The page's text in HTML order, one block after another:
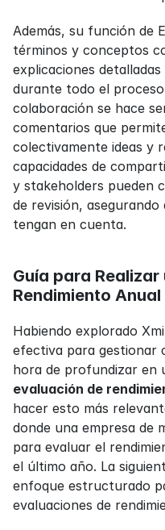
Además, su función de
términos y conceptos
explicaciones
durante todo el
colaboración se hace
comentarios que
colectivamente ideas y
capacidades de
y stakeholders pueden
de revisión,
tengan en cuenta.
Guía para
Rendimiento
Habiendo explorado
efectiva para gestionar
evaluación de
hacer esto más
donde una empresa de
para evaluar el
el último año. La
enfoque estructurado
evaluaciones de